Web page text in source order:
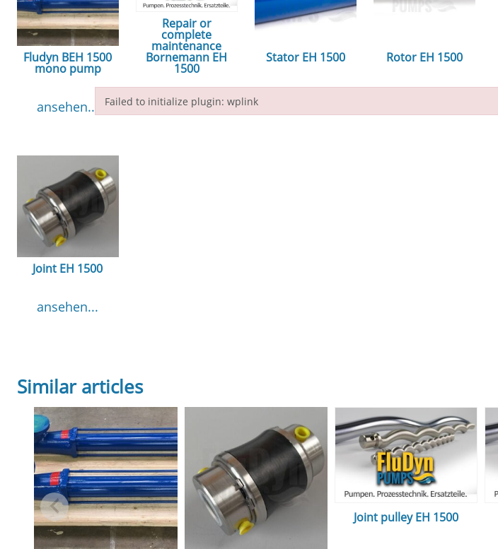
Fludyn BEH 1500
mono pump
ansehen...
Repair or
complete
maintenance
Bornemann EH
1500
ansehen...
Stator EH 1500 Rotor EH 1500
Joint EH 1500
ansehen...
Similar articles
Joint pulley EH 1500
Failed to initialize plugin: wplink
Failed to initialize plugin: wplink